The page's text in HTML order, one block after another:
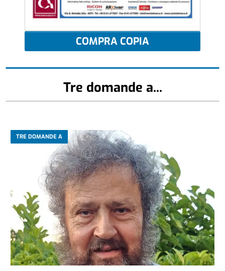
COMPRA COPIA
Tre domande a...